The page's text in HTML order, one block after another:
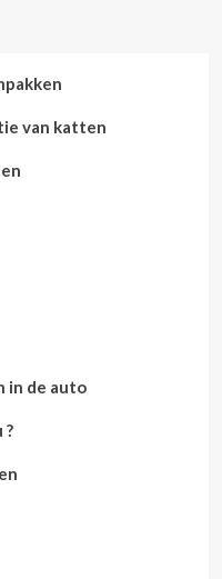
van katten
in de auto
?